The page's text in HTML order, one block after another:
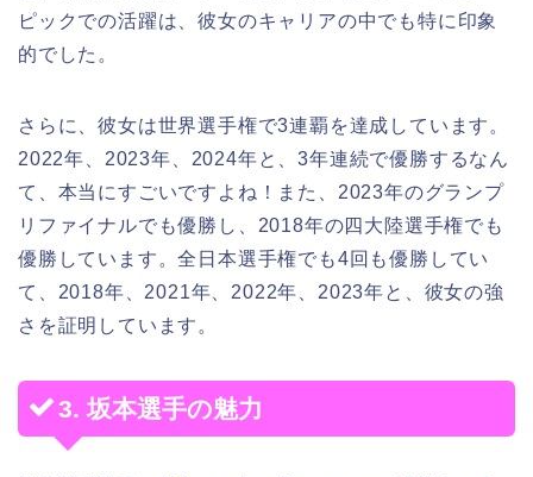
ピックでの活躍は、彼女のキャリアの中でも特に印象
的でした。
さらに、彼女は世界選手権で3連覇を達成しています。
2022年、2023年、2024年と、3年連続で優勝するなん
て、本当にすごいですよね！また、2023年のグランプ
リファイナルでも優勝し、2018年の四大陸選手権でも
優勝しています。全日本選手権でも4回も優勝してい
て、2018年、2021年、2022年、2023年と、彼女の強
さを証明しています。
3. 坂本選手の魅力